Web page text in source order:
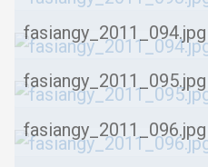
fasiangy_2011_094.jpg
fasiangy_2011_095.jpg
fasiangy_2011_096.jpg